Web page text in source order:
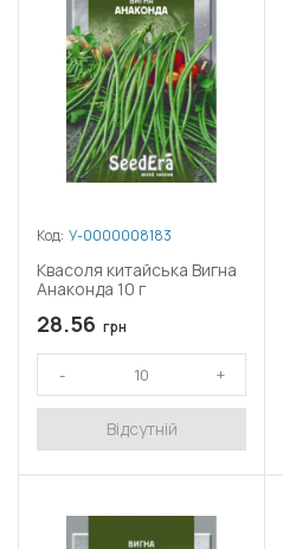
Код: У-0000008183
Квасоля китайська Вигна
Анаконда 10 г
28.56 грн
Відсутній